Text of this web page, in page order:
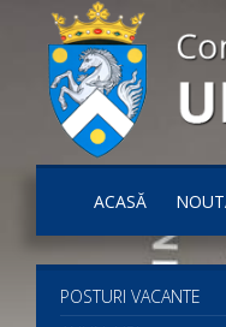
ACASĂ
POSTURI VACANTE